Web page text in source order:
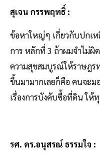
สุเจน กรรพฤทธิ์ :
ข้อหาใหญ่ๆ เกี่ยวกับปกเห
การ หลักที่ 3 ถ้าผมจำไม่
ความสุขสมบูรณ์ให้ราษฎร
ขึ้นมามากเลยก็คือ คนจะม
เรื่องการบังคับซื้อที่ดิน ให้
รศ. ดร.อนุสรณ์ ธรรมใจ :